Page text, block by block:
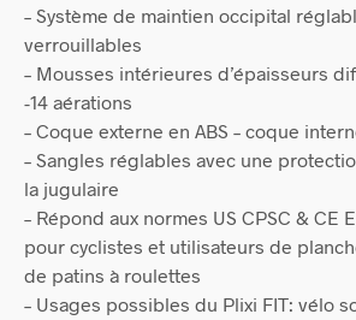
– Système de maintien occipital
verrouillables
– Mousses intérieures d’épaisseurs
-14 aérations
– Coque externe en ABS – coque
– Sangles réglables avec une
la jugulaire
– Répond aux normes US CPSC & CE
pour cyclistes et utilisateurs de
de patins à roulettes
– Usages possibles du Plixi FIT: vélo